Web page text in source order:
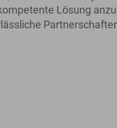
Lösung